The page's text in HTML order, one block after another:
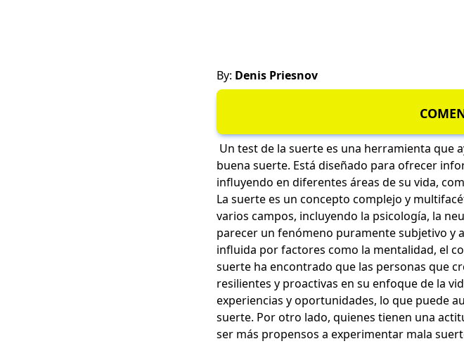
By: Denis Priesnov
Un test de la suerte es una herramienta que
buena suerte. Está diseñado para ofrecer
influyendo en diferentes áreas de su vida,
La suerte es un concepto complejo y
varios campos, incluyendo la psicología, la
parecer un fenómeno puramente subjetivo y
influida por factores como la mentalidad, el
suerte ha encontrado que las personas que
resilientes y proactivas en su enfoque de la
experiencias y oportunidades, lo que puede
suerte. Por otro lado, quienes tienen una
ser más propensos a experimentar mala